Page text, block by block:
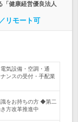
「健康経営優良法人
リモート可
気設備・空調・通
ンスの受付・手配業
をお持ちの方 ◆第二
方改革推進中